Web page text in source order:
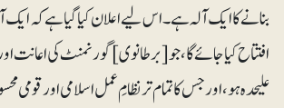
بنانے کا ایک آلہ ہے۔ اس لیے اعلان کیا گیا ہے کہ ایک
افتتاح کیا جائے گا، جو [برطانوی] گورنمنٹ کی اعانت
علیحدہ ہو، اور جس کا تمام تر نظامِ عمل اسلامی اور قومی